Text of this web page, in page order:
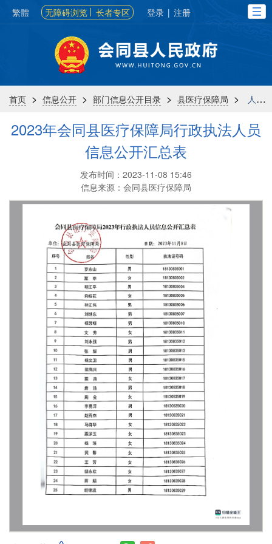
繁體 无障碍浏览 长者专区 登录 | 注册
首页 > 信息公开 > 部门信息公开目录 > 县医疗保障局 > 人事信息
2023年会同县医疗保障局行政执法人员
信息公开汇总表
发布时间：2023-11-08 15:46
信息来源：会同县医疗保障局